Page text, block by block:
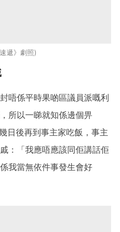
遞》劇照
唔係平時果啲區議員派嘅利
所以一睇就知係邊個畀
日後再到事主家吃飯，事主
：「我應唔應該同佢講話佢
我當無依件事發生會好